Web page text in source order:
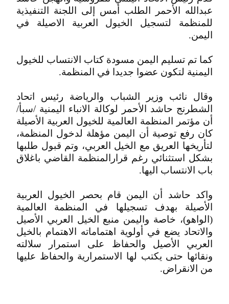
عبدالله الأحمر الطلب أمس إلى اللجنة التنفيذية
للمنظمة لتسجيل الخيول العربية الاصيلة في
اليمن.
كما تم تسليم اليمن مسودة كتاب الانتساب للخيول
اليمنية لتكون عضوا جديدا في المنظمة.
وقال نائب وزير الشباب والرياضة رئيس اتحاد
الشطرنج حاشد الأحمر لوكالة الانباء اليمنية /سبأ/
أن مؤتمر المنظمة العالمية للخيول العربية الأصيلة
كان رفع توصية أن اليمن مؤهلة لدخول المنظمة،
لتأريخها العريق مع الخيل العربي، وتم قبول طلبها
بشكل استثنائي رغم قرارالمنظمة القاضي باغلاق
باب الانتساب اليها.
واكد حاشد أن اليمن قام بحصر الخيول العربية
الأصيلة بهدف تسجيلها في المنظمة العالمية
(الواهو)، خاصة واليمن منبع الخيل العربي الأصيل
والاتحاد يضع في أولوية اهتماماته الاهتمام بالخيل
العربي الأصيل والحفاظ على استمرار سلالته
ونقائها حتى يكتب لها الاستمرارية والحفاظ عليها
من الانقراض.